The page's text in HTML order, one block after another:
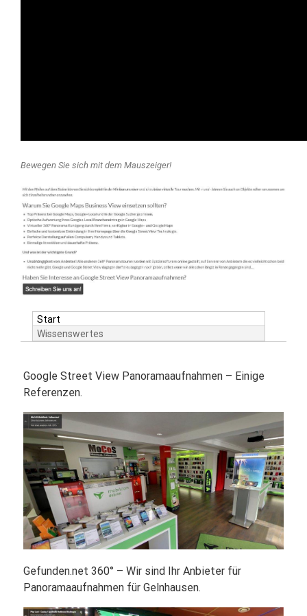
Bewegen Sie sich mit dem Mauszeiger!
Start
Wissenswertes
Google Street View Panoramaaufnahmen – Einige
Referenzen.
Gefunden.net 360° – Wir sind Ihr Anbieter für
Panoramaaufnahmen für Gelnhausen.